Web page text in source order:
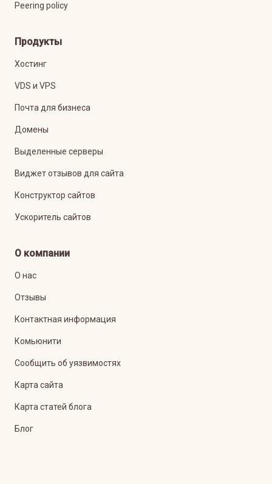
Peering policy
Продукты
Хостинг
VDS и VPS
Почта для бизнеса
Домены
Выделенные серверы
Виджет отзывов для сайта
Конструктор сайтов
Ускоритель сайтов
О компании
О нас
Отзывы
Контактная информация
Комьюнити
Сообщить об уязвимостях
Карта сайта
Карта статей блога
Блог